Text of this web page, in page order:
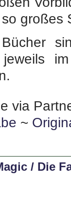
großes
jeweils
via
~
/ Die